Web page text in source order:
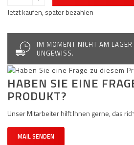
Jetzt kaufen, später bezahlen
IM MOMENT NICHT AM LAGER
UNGEWISS.
HABEN SIE EINE
PRODUKT?
Unser Mitarbeiter hilft Ihnen gerne, das
MAIL SENDEN